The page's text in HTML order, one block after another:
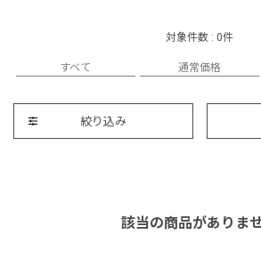
対象件数 : 0件
すべて 通常価格
絞り込み
該当の商品がありま